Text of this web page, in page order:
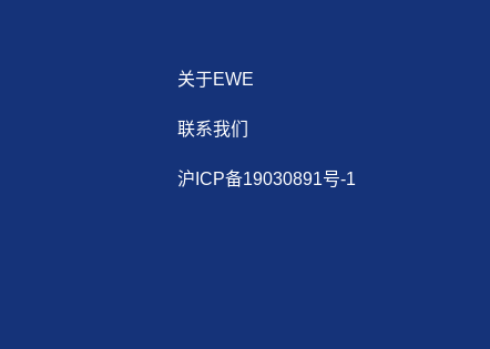
关于EWE
联系我们
沪ICP备19030891号-1